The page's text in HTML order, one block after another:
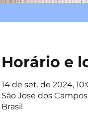
Horário e
14 de set. de 2024,
São José dos
Brasil